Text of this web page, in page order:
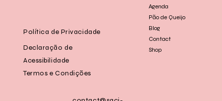
Agenda
Pão de Queijo
Blog
Contact
Shop
Política de Privacidade
Declaração de
Acessibilidade
Termos e Condições